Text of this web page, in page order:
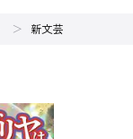
新文芸